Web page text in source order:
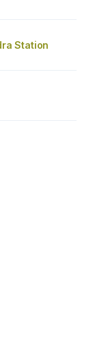
Station